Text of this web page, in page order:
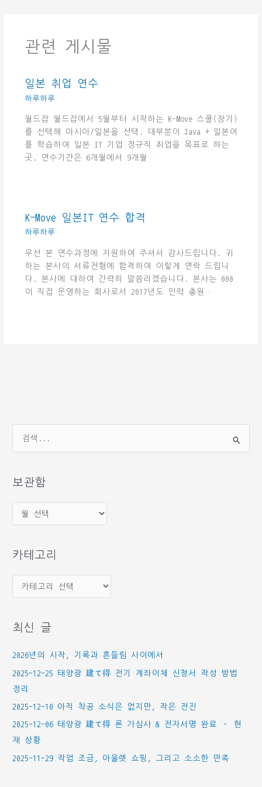
관련 게시물
일본 취업 연수
하루하루
월드잡 월드잡에서 5월부터 시작하는 K-Move 스쿨(장기)
를 선택해 아시아/일본을 선택. 대부분이 Java + 일본어
를 학습하여 일본 IT 기업 정규직 취업을 목표로 하는
곳. 연수기간은 6개월에서 9개월…
K-Move 일본IT 연수 합격
하루하루
우선 본 연수과정에 지원하여 주셔서 감사드립니다. 귀
하는 본사의 서류전형에 합격하여 이렇게 연락 드립니
다. 본사에 대하여 간략히 말씀리겠습니다. 본사는 000
이 직접 운영하는 회사로서 2017년도 인력 충원…
상
보관함
관
카테고리
테
리
최신 글
2026년의 시작, 기록과 흔들림 사이에서
2025-12-25 태양광 建て得 전기 계좌이체 신청서 작성 방법
정리
2025-12-10 아직 착공 소식은 없지만, 작은 전진
2025-12-06 태양광 建て得 론 가심사 & 전자서명 완료 – 현
재 상황
2025-11-29 작업 조금, 아울렛 쇼핑, 그리고 소소한 만족